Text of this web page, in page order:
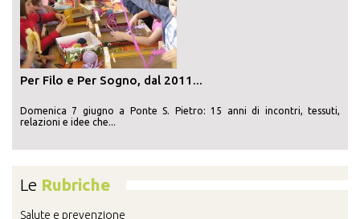
Per Filo e Per Sogno, dal 2011...
Domenica 7 giugno a Ponte S. Pietro: 15 anni di incontri, tessuti,
relazioni e idee che...
Le Rubriche
Salute e prevenzione